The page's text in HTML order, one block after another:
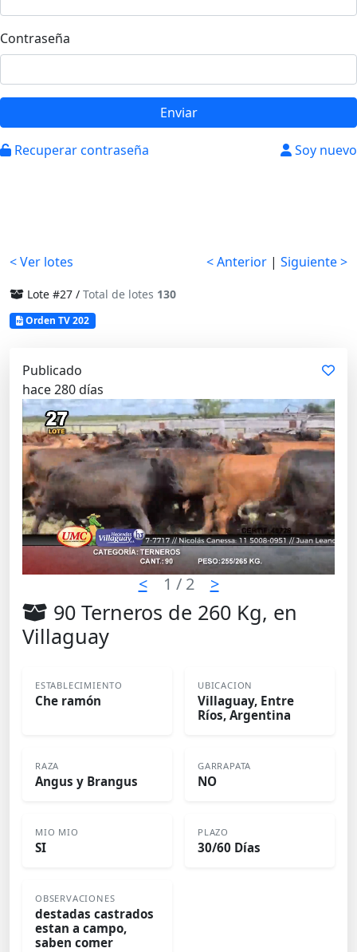
Contraseña
Enviar
Recuperar contraseña Soy nuevo
< Ver lotes < Anterior | Siguiente >
Lote #27 / Total de lotes 130
Orden TV 202
Publicado
hace 280 días
< 1 / 2 >
90 Terneros de 260 Kg, en
Villaguay
ESTABLECIMIENTO
Che ramón
UBICACION
Villaguay, Entre
Ríos, Argentina
RAZA
Angus y Brangus
GARRAPATA
NO
MIO MIO
SI
PLAZO
30/60 Días
OBSERVACIONES
destadas castrados
estan a campo,
saben comer